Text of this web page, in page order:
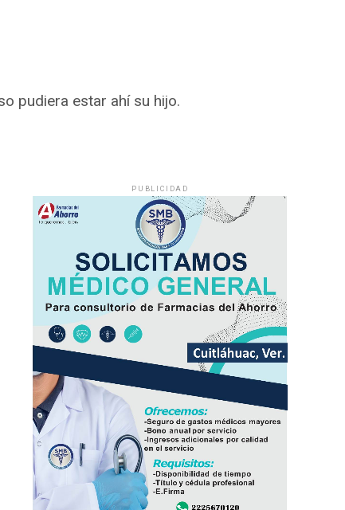
pudiera estar ahí su hijo.
PUBLICIDAD